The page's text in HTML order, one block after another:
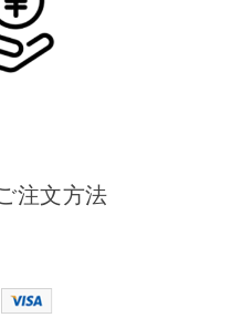
注文方法